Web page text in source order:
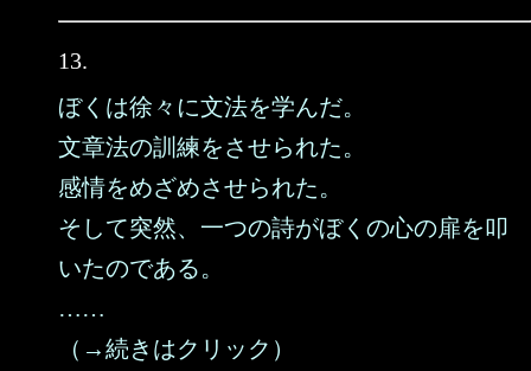
13.
ぼくは徐々に文法を学んだ。
文章法の訓練をさせられた。
感情をめざめさせられた。
そして突然、一つの詩がぼくの心の扉を叩
いたのである。
……
（→続きはクリック）